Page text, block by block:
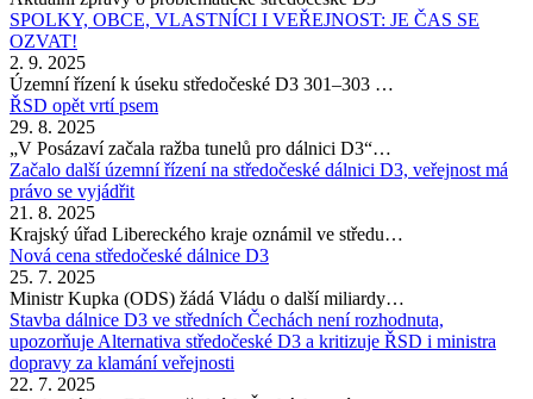
SPOLKY, OBCE, VLASTNÍCI I VEŘEJNOST: JE ČAS SE
OZVAT!
2. 9. 2025
Územní řízení k úseku středočeské D3 301–303 …
ŘSD opět vrtí psem
29. 8. 2025
„V Posázaví začala ražba tunelů pro dálnici D3“…
Začalo další územní řízení na středočeské dálnici D3, veřejnost má
právo se vyjádřit
21. 8. 2025
Krajský úřad Libereckého kraje oznámil ve středu…
Nová cena středočeské dálnice D3
25. 7. 2025
Ministr Kupka (ODS) žádá Vládu o další miliardy…
Stavba dálnice D3 ve středních Čechách není rozhodnuta,
upozorňuje Alternativa středočeské D3 a kritizuje ŘSD i ministra
dopravy za klamání veřejnosti
22. 7. 2025